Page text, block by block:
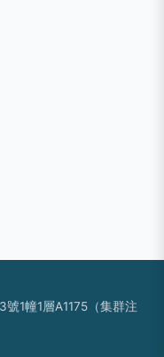
1幢1層A1175（集群注